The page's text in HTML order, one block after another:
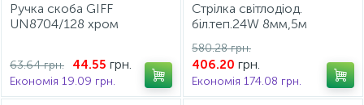
Ручка скоба GIFF
UN8704/128 хром
44.55 грн.
63.64 грн.
Економія 19.09 грн.
Стрілка світлодіод.
біл.теп.24W 8мм,5м
LD-3528-300-65-СВ
406.20 грн.
580.28 грн.
Економія 174.08 грн.